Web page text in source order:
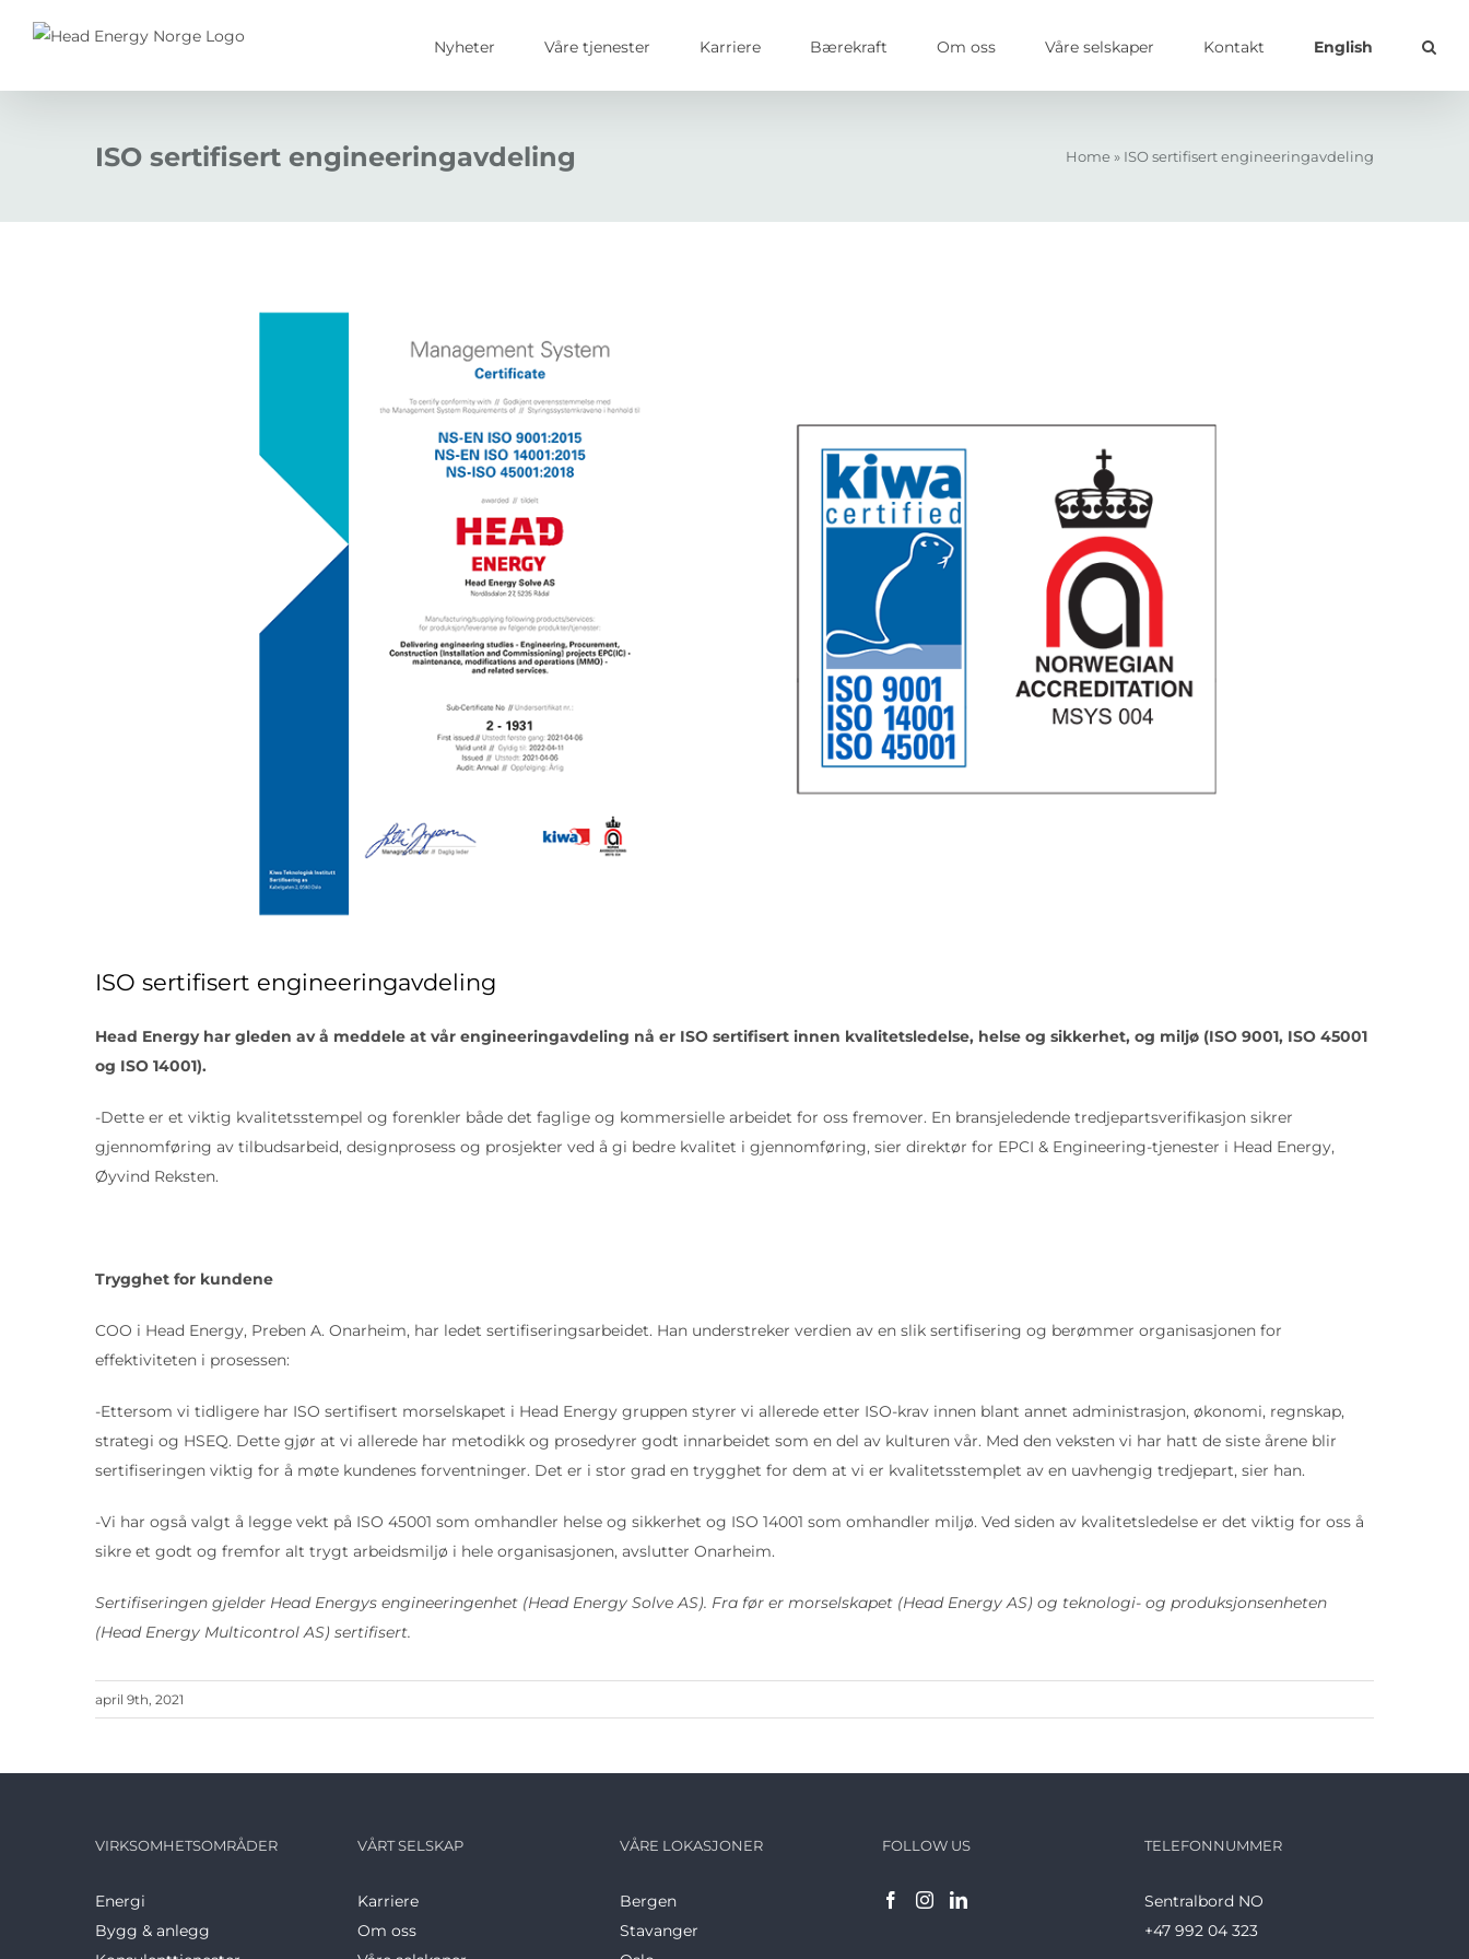
Nyheter Våre tjenester Karriere Bærekraft Om oss Våre selskaper Kontakt English
ISO sertifisert engineeringavdeling Home » ISO sertifisert engineeringavdeling
ISO sertifisert engineeringavdeling
Head Energy har gleden av å meddele at vår engineeringavdeling nå er ISO sertifisert innen kvalitetsledelse, helse og sikkerhet, og miljø (ISO 9001, ISO 45001
og ISO 14001).
-Dette er et viktig kvalitetsstempel og forenkler både det faglige og kommersielle arbeidet for oss fremover. En bransjeledende tredjepartsverifikasjon sikrer
gjennomføring av tilbudsarbeid, designprosess og prosjekter ved å gi bedre kvalitet i gjennomføring, sier direktør for EPCI & Engineering-tjenester i Head Energy,
Øyvind Reksten.
Trygghet for kundene
COO i Head Energy, Preben A. Onarheim, har ledet sertifiseringsarbeidet. Han understreker verdien av en slik sertifisering og berømmer organisasjonen for
effektiviteten i prosessen:
-Ettersom vi tidligere har ISO sertifisert morselskapet i Head Energy gruppen styrer vi allerede etter ISO-krav innen blant annet administrasjon, økonomi, regnskap,
strategi og HSEQ. Dette gjør at vi allerede har metodikk og prosedyrer godt innarbeidet som en del av kulturen vår. Med den veksten vi har hatt de siste årene blir
sertifiseringen viktig for å møte kundenes forventninger. Det er i stor grad en trygghet for dem at vi er kvalitetsstemplet av en uavhengig tredjepart, sier han.
-Vi har også valgt å legge vekt på ISO 45001 som omhandler helse og sikkerhet og ISO 14001 som omhandler miljø. Ved siden av kvalitetsledelse er det viktig for oss å
sikre et godt og fremfor alt trygt arbeidsmiljø i hele organisasjonen, avslutter Onarheim.
Sertifiseringen gjelder Head Energys engineeringenhet (Head Energy Solve AS). Fra før er morselskapet (Head Energy AS) og teknologi- og produksjonsenheten
(Head Energy Multicontrol AS) sertifisert.
april 9th, 2021
VIRKSOMHETSOMRÅDER
Energi
Bygg & anlegg
VÅRT SELSKAP
Karriere
Om oss
VÅRE LOKASJONER
Bergen
Stavanger
FOLLOW US TELEFONNUMMER
Sentralbord NO
+47 992 04 323